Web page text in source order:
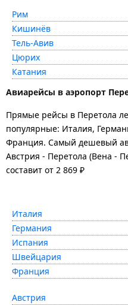
Рим
Кишинёв
Тель-Авив
Цюрих
Катания
Авиарейсы в аэропорт
Прямые рейсы в Перетола
популярные: Италия,
Франция. Самый дешевый
Австрия - Перетола (Вена -
составит от 2 869 ₽
Италия
Германия
Испания
Швейцария
Франция
Австрия